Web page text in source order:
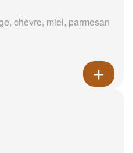
chèvre, miel, parmesan